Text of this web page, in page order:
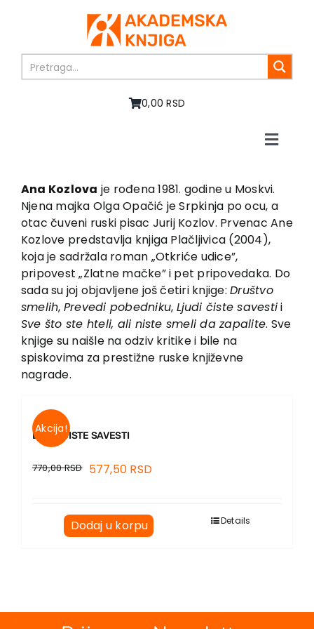
0,00 RSD
Toggle
O nama
Knjige
U pripremi
Akcija
Autori
Vesti
EU PROJEKTI
Kontakt
Ana Kozlova je rođena 1981. godine u Moskvi.
Njena majka Olga Opačić je Srpkinja po ocu, a
otac čuveni ruski pisac Jurij Kozlov. Prvenac Ane
Kozlove predstavlja knjiga Plačljivica (2004),
koja je sadržala roman „Otkriće udice”,
pripovest „Zlatne mačke” i pet pripovedaka. Do
sada su joj objavljene još četiri knjige:Društvo
smelih, Prevedi pobedniku, Ljudi čiste savestii
Sve što ste hteli, ali niste smeli da zapalite. Sve
knjige su naišle na odziv kritike i bile na
spiskovima za prestižne ruske književne
nagrade.
Akcija!
LJUDI ČISTE SAVESTI
770,00RSD 577,50 RSD
Dodaj u korpu Details